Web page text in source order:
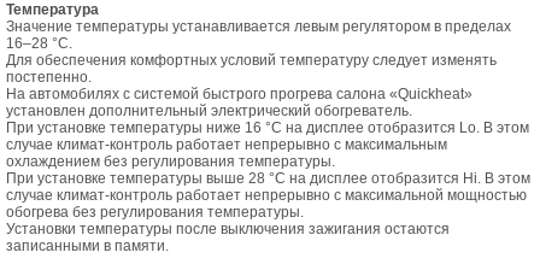
Температура
Значение температуры устанавливается левым регулятором в пределах
16–28 °С.
Для обеспечения комфортных условий температуру следует изменять
постепенно.
На автомобилях с системой быстрого прогрева салона «Quickheat»
установлен дополнительный электрический обогреватель.
При установке температуры ниже 16 °С на дисплее отобразится Lo. В этом
случае климат-контроль работает непрерывно с максимальным
охлаждением без регулирования температуры.
При установке температуры выше 28 °С на дисплее отобразится Hi. В этом
случае климат-контроль работает непрерывно с максимальной мощностью
обогрева без регулирования температуры.
Установки температуры после выключения зажигания остаются
записанными в памяти.